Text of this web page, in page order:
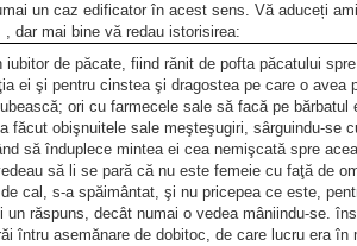
un caz edificator în acest sens. Vă aduceți
, dar mai bine vă redau istorisirea:
iubitor de păcate, fiind rănit de pofta păcatului
ei şi pentru cinstea şi dragostea pe care o
ori cu farmecele sale să facă pe
făcut obişnuitele sale meşteşugiri, sârguindu-se
să înduplece mintea ei cea nemişcată spre
să li se pară că nu este femeie cu faţă de
cal, s-a spăimântat, şi nu pricepea ce este,
un răspuns, decât numai o vedea mâniindu-se.
întru asemănare de dobitoc, de care lucru era în